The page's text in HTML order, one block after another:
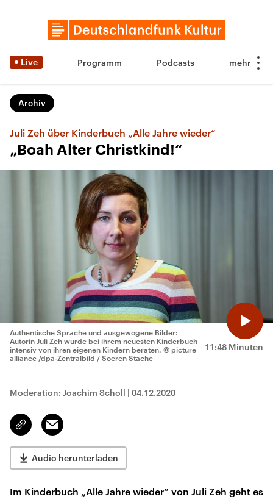
Live Programm Podcasts
Archiv
Juli Zeh über Kinderbuch „Alle Jahre wieder“
„Boah Alter Christkind!“
11:48 Minuten
Authentische Sprache und ausgewogene Bilder:
Autorin Juli Zeh wurde bei ihrem neuesten Kinderbuch
intensiv von ihren eigenen Kindern beraten. © picture
alliance /dpa-Zentralbild / Soeren Stache
Moderation: Joachim Scholl | 04.12.2020
Link
kopieren/teilen
Email
Audio herunterladen
Im Kinderbuch „Alle Jahre wieder“ von Juli Zeh geht es